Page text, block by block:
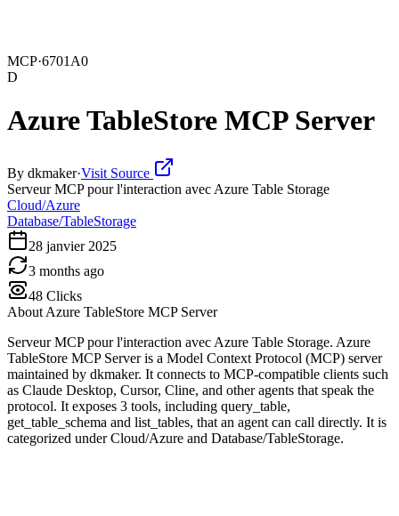
MCP·6701A0
D
Azure TableStore MCP Server
By dkmaker·Visit Source
Serveur MCP pour l'interaction avec Azure Table Storage
Cloud/Azure
Database/TableStorage
28 janvier 2025
3 months ago
48 Clicks
About Azure TableStore MCP Server
Serveur MCP pour l'interaction avec Azure Table Storage. Azure
TableStore MCP Server is a Model Context Protocol (MCP) server
maintained by dkmaker. It connects to MCP-compatible clients such
as Claude Desktop, Cursor, Cline, and other agents that speak the
protocol. It exposes 3 tools, including query_table,
get_table_schema and list_tables, that an agent can call directly. It is
categorized under Cloud/Azure and Database/TableStorage.